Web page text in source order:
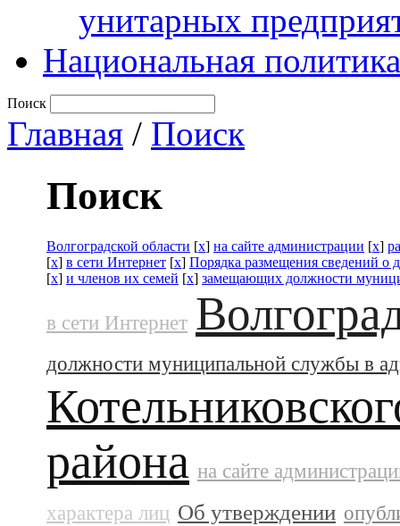
унитарных
Национальная политика
Поиск
Главная / Поиск
Поиск
Волгоградской области [x] на сайте администрации [x]
[x] в сети Интернет [x] Порядка размещения сведений о
[x] и членов их семей [x] замещающих должности
в сети Интернет
должности муниципальной службы в
района на сайте
характера лиц Об утверждении